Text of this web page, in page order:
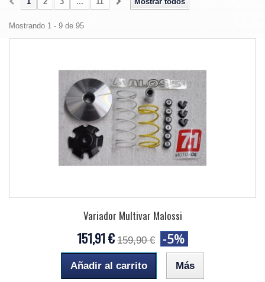
Mostrando 1 - 9 de 95
Variador Multivar Malossi
151,91 € 159,90 € -5%
Añadir al carrito Más